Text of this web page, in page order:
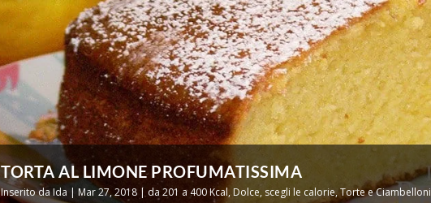
TORTA AL LIMONE PROFUMATISSIMA
Inserito daIda |Mar 27, 2018 | da 201 a 400 Kcal,Dolce, scegli le calorie,Torte e Ciambelloni